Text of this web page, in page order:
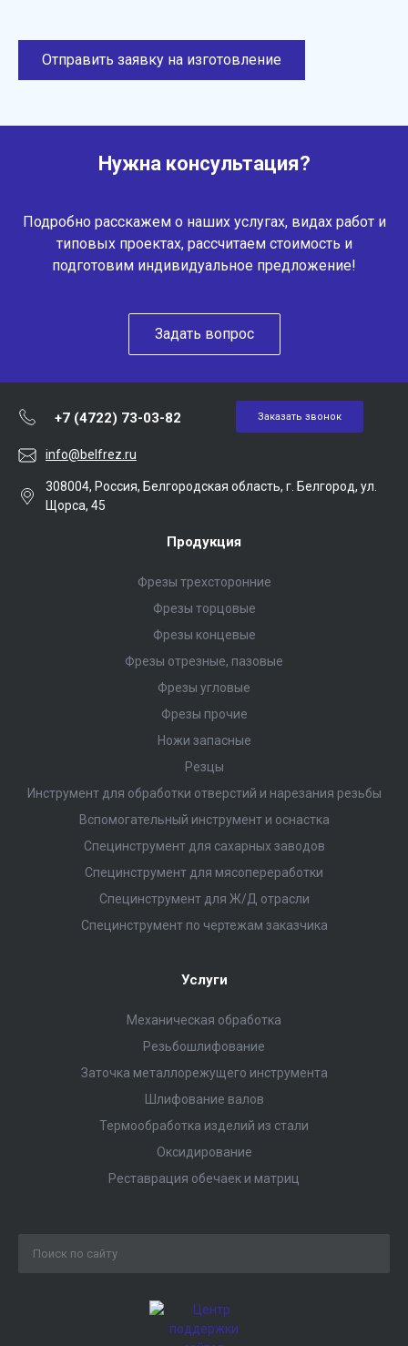
Отправить заявку на изготовление
Нужна консультация?
Подробно расскажем о наших услугах, видах работ и
типовых проектах, рассчитаем стоимость и
подготовим индивидуальное предложение!
Задать вопрос
+7 (4722) 73-03-82 Заказать звонок
info@belfrez.ru
308004, Россия, Белгородская область, г. Белгород, ул.
Щорса, 45
Продукция
Фрезы трехсторонние
Фрезы торцовые
Фрезы концевые
Фрезы отрезные, пазовые
Фрезы угловые
Фрезы прочие
Ножи запасные
Резцы
Инструмент для обработки отверстий и нарезания резьбы
Вспомогательный инструмент и оснастка
Специнструмент для сахарных заводов
Специнструмент для мясопереработки
Специнструмент для Ж/Д отрасли
Специнструмент по чертежам заказчика
Услуги
Механическая обработка
Резьбошлифование
Заточка металлорежущего инструмента
Шлифование валов
Термообработка изделий из стали
Оксидирование
Реставрация обечаек и матриц